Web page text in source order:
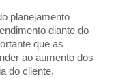
planejamento
diante do
que as
ao aumento dos
do cliente.